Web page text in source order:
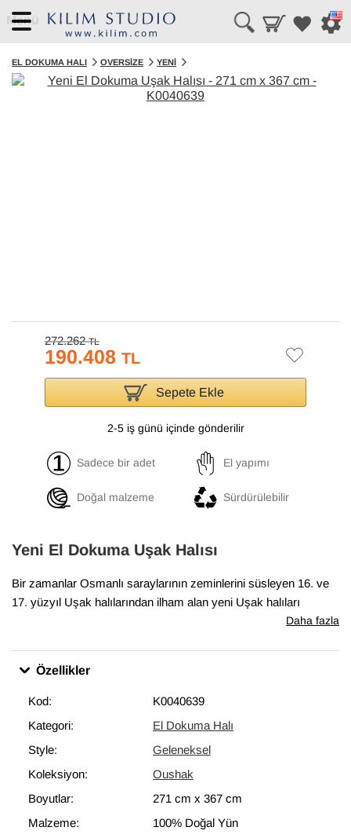
Menü
EL DOKUMA HALI OVERSIZE YENI
272.262TL
190.408 TL
Sepete Ekle
2-5 iş günü içinde gönderilir
Sadece bir adet El yapımı
Doğal malzeme Sürdürülebilir
Yeni El Dokuma Uşak Halısı
Bir zamanlar Osmanlı saraylarının zeminlerini süsleyen 16. ve
17. yüzyıl Uşak halılarından ilham alan yeni Uşak halıları
koleksiyonumuz, geleneksel tasarımları el dokumasıyla hayata
sağlıyor. Bu özel halı
Daha fazla
Özellikler
Kod:
K0040639
Kategori:
El Dokuma Halı
Style:
Geleneksel
Koleksiyon:
Oushak
Boyutlar:
271 cm x 367 cm
Malzeme:
100% Doğal Yün